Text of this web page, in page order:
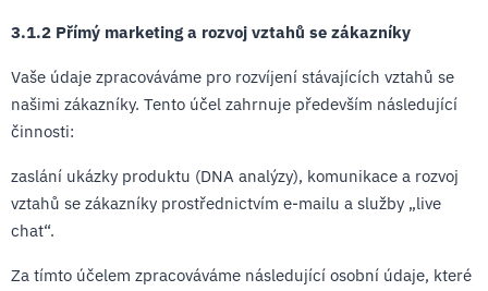
3.1.2 Přímý marketing a rozvoj vztahů se zákazníky
Vaše údaje zpracováváme pro rozvíjení stávajících vztahů se
našimi zákazníky. Tento účel zahrnuje především následující
činnosti:
zaslání ukázky produktu (DNA analýzy), komunikace a rozvoj
vztahů se zákazníky prostřednictvím e-mailu a služby „live
chat“.
Za tímto účelem zpracováváme následující osobní údaje, které